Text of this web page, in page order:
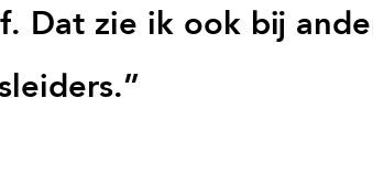
Dat zie ik ook bij